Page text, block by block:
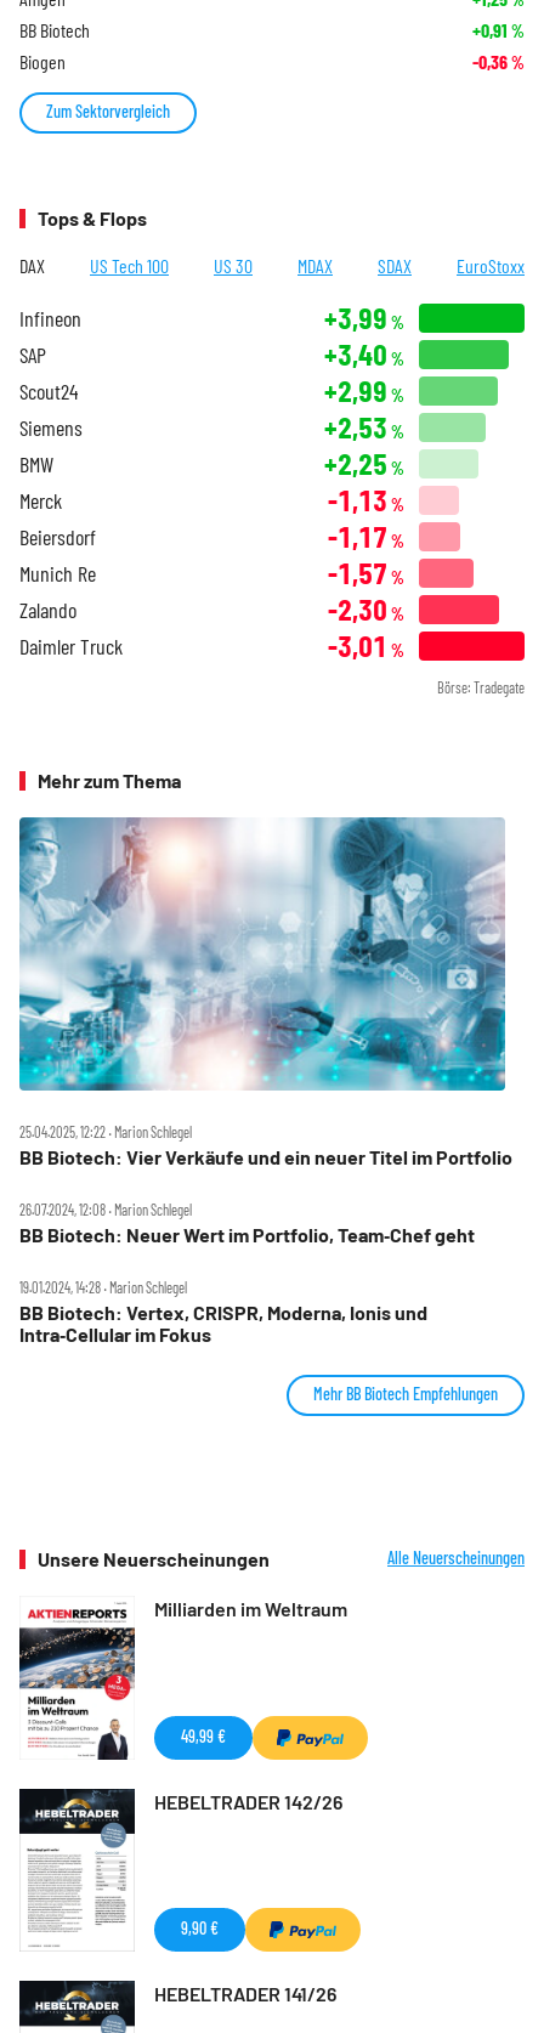
BB Biotech +0,91 %
Biogen -0,36%
Zum Sektorvergleich
Tops & Flops
DAX US Tech 100 US 30 MDAX SDAX EuroStoxx
Infineon +3,99 %
SAP +3,40 %
Scout24 +2,99 %
Siemens +2,53 %
BMW +2,25 %
Merck -1,13 %
Beiersdorf -1,17 %
Munich Re -1,57 %
Zalando -2,30 %
Daimler Truck -3,01 %
Börse: Tradegate
Mehr zum Thema
25.04.2025, 12:22 ‧ Marion Schlegel
BB Biotech: Vier Verkäufe und ein neuer Titel im Portfolio
26.07.2024, 12:08 ‧ Marion Schlegel
BB Biotech: Neuer Wert im Portfolio, Team‑Chef geht
19.01.2024, 14:28 ‧ Marion Schlegel
BB Biotech: Vertex, CRISPR, Moderna, Ionis und
Intra‑Cellular im Fokus
Mehr BB Biotech Empfehlungen
Unsere Neuerscheinungen Alle Neuerscheinungen
Milliarden im Weltraum
49,99 €
HEBELTRADER 142/26
9,90 €
HEBELTRADER 141/26